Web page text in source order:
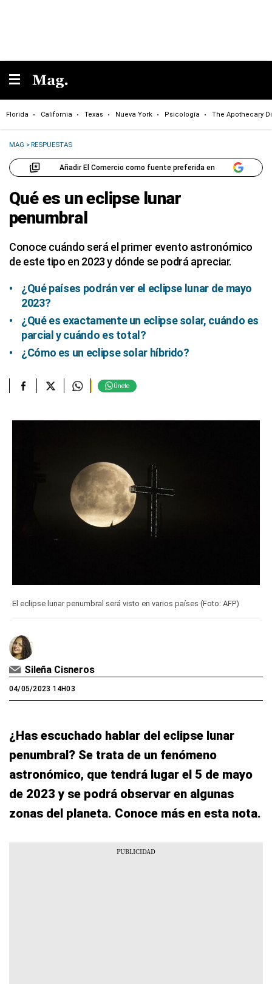
Florida California Texas Nueva York Psicología The Apothecary
MAG >RESPUESTAS
Añadir El Comercio como fuente preferida en
Qué es un eclipse lunar
penumbral
Conoce cuándo será el primer evento astronómico
de este tipo en 2023 y dónde se podrá apreciar.
¿Qué países podrán ver el eclipse lunar de mayo
2023?
¿Qué es exactamente un eclipse solar, cuándo es
parcial y cuándo es total?
¿Cómo es un eclipse solar híbrido?
Únete
El eclipse lunar penumbral será visto en varios países (Foto: AFP)
Sileña Cisneros
04/05/2023 14H03
¿Has escuchado hablar del eclipse lunar
penumbral? Se trata de un fenómeno
astronómico, que tendrá lugar el 5 de mayo
de 2023 y se podrá observar en algunas
zonas del planeta. Conoce más en esta nota.